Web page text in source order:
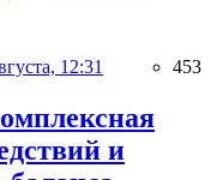
12:31 453
и